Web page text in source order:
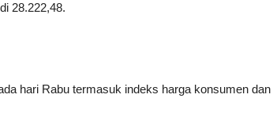
28.222,48.
hari Rabu termasuk indeks harga konsumen dan